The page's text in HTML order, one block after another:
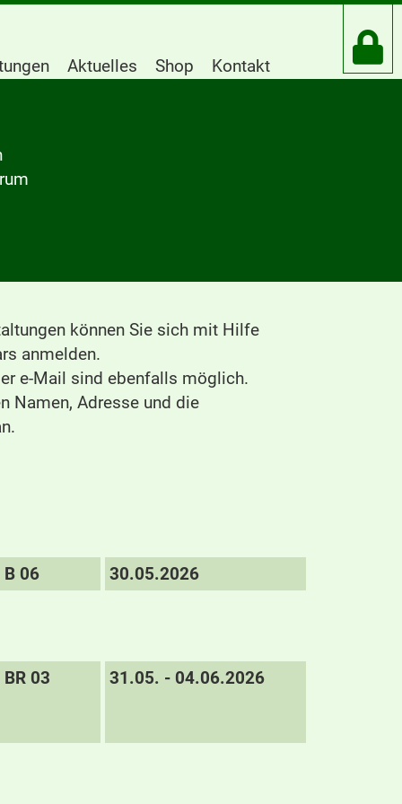
Aktuelles Shop Kontakt
können Sie sich mit Hilfe
anmelden.
e-Mail sind ebenfalls möglich.
Namen, Adresse und die
B 06 30.05.2026
BR 03 31.05. - 04.06.2026